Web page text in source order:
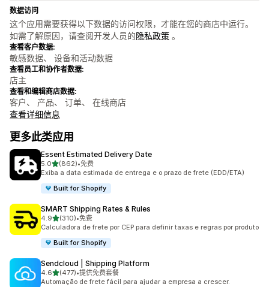
数据访问
这个应用需要获得以下数据的访问权限，才能在您的商店中运行。
如需了解原因，请查阅开发人员的隐私政策 。
查看客户数据:
敏感数据、 设备和活动数据
查看员工和协作者数据:
店主
查看和编辑商店数据:
客户、 产品、 订单、 在线商店
查看详细信息
更多此类应用
Essent Estimated Delivery Date
5.0星（满分 5 星）
(862)
总共 862 条评论
•免费
Exiba a data estimada de entrega e o prazo de frete (EDD/ETA)
Built for Shopify
SMART Shipping Rates & Rules
4.9星（满分 5 星）
(310)
总共 310 条评论
•免费
Calculadora de frete por CEP para definir taxas e regras por produto
Built for Shopify
Sendcloud | Shipping Platform
4.6星（满分 5 星）
(477)
总共 477 条评论
•提供免费套餐
Automação de frete fácil para ajudar a empresa a crescer.